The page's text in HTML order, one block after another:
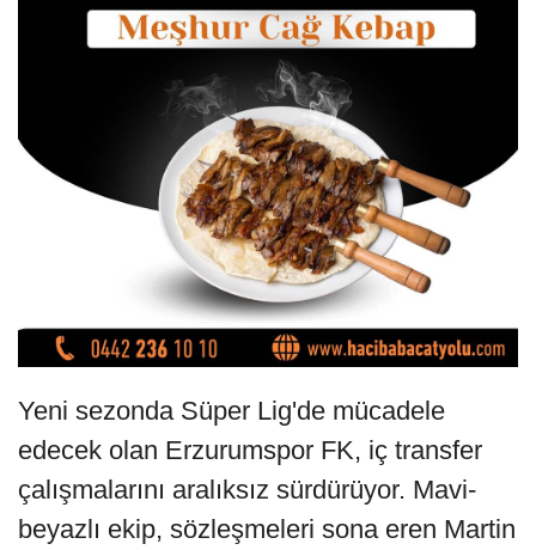
Yeni sezonda Süper Lig'de mücadele
edecek olan Erzurumspor FK, iç transfer
çalışmalarını aralıksız sürdürüyor. Mavi-
beyazlı ekip, sözleşmeleri sona eren Martin